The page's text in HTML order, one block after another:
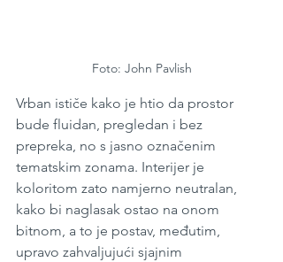
Foto: John Pavlish
Vrban ističe kako je htio da prostor
bude fluidan, pregledan i bez
prepreka, no s jasno označenim
tematskim zonama. Interijer je
koloritom zato namjerno neutralan,
kako bi naglasak ostao na onom
bitnom, a to je postav, međutim,
upravo zahvaljujući sjajnim